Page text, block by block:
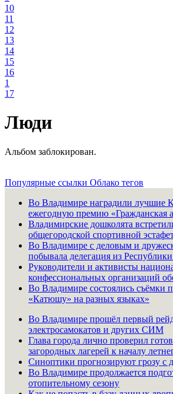
10
11
12
13
14
15
16
1
17
Люди
Альбом заблокирован.
Популярные ссылки Облако тегов
Во Владимире наградили лучшие
ежегодную премию «Гражданская
Владимирские дошколята
общегородской спортивной
Во Владимире с деловым и
побывала делегация из
Руководители и активисты
конфессиональных организаций
Во Владимире состоялись съёмки
«Катюшу» на разных языках»
Во Владимире прошёл первый
электросамокатов и других СИМ
Глава города лично проверил
загородных лагерей к началу
Синоптики прогнозируют грозу с
Во Владимире продолжается
отопительному сезону